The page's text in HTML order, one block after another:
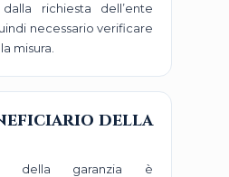
richiesta dell’ente
necessario verificare
misura.
della
della garanzia è